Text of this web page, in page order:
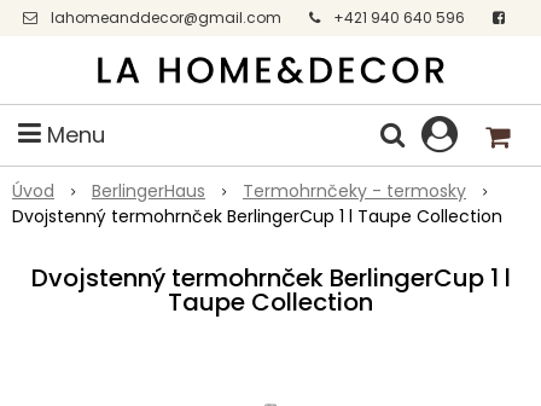
lahomeanddecor@gmail.com
+421 940 640 596
Facebook
Menu
Úvod BerlingerHaus
Termohrnčeky - termosky
Dvojstenný termohrnček BerlingerCup 1 l Taupe Collection
Dvojstenný termohrnček BerlingerCup 1 l
Taupe Collection